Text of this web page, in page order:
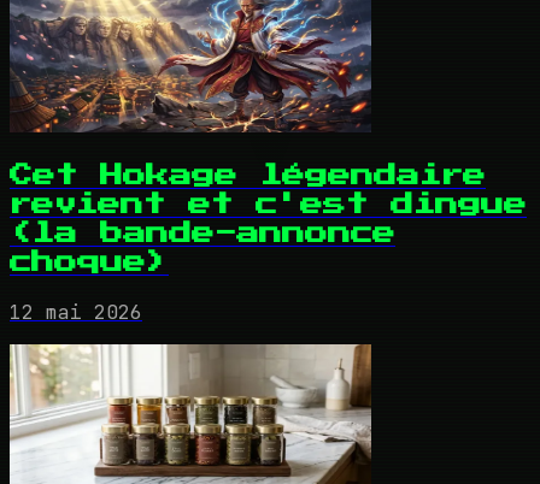
Cet Hokage légendaire
revient et c'est dingue
(la bande-annonce
choque)
12 mai 2026